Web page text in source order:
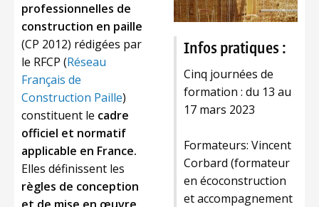
professionnelles de
construction en paille
(CP 2012) rédigées par
le RFCP (Réseau
Français de
Construction Paille)
constituent le cadre
officiel et normatif
applicable en France.
Elles définissent les
règles de conception
Infos pratiques :
Cinq journées de
formation : du 13 au
17 mars 2023
Formateurs: Vincent
Corbard (formateur
en écoconstruction
et accompagnement